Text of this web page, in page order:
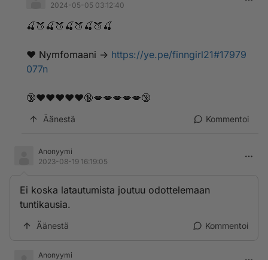
2024-05-05 03:12:40
🍒🍑🍒🍑🍒🍑🍒🍑🍒
❤️ ­N­y­­m­­f­o­­­m­­­a­­a­­­n­­­i -> https://ye.pe/finngirl21#17979
077n
🔞❤️❤️❤️❤️❤️🔞💋💋💋💋💋🔞
Äänestä Kommentoi
Anonyymi
2023-08-19 16:19:05
Ei koska latautumista joutuu odottelemaan
tuntikausia.
Äänestä Kommentoi
Anonyymi